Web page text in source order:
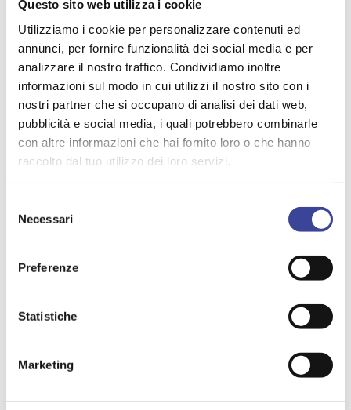
Questo sito web utilizza i cookie
Utilizziamo i cookie per personalizzare contenuti ed
annunci, per fornire funzionalità dei social media e per
analizzare il nostro traffico. Condividiamo inoltre
informazioni sul modo in cui utilizzi il nostro sito con i
nostri partner che si occupano di analisi dei dati web,
pubblicità e social media, i quali potrebbero combinarle
con altre informazioni che hai fornito loro o che hanno
raccolto dal tuo utilizzo dei loro servizi.
delNecessari
Preferenze
Statistiche
Marketing
Giuseppe Guerini
Vice Segretario Generale ANCI Lombardia
ALLEGATI
Messaggio-numero-2373-del-26-06-2023
EDILIZIA SCOLASTICA
ITALIASICURA PARI OPPORTUNITÀ
BRIVIO
FINANZIAMENTI